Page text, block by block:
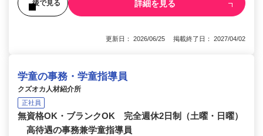
後で見る 詳細を見る
更新日： 2026/06/25 掲載終了日： 2027/04/02
学童の事務・学童指導員
クズオカ人材紹介所
正社員
無資格OK・ブランクOK 完全週休2日制（土曜・日曜）
高待遇の事務兼学童指導員